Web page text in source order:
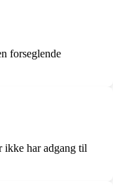
forseglende
ikke har adgang til